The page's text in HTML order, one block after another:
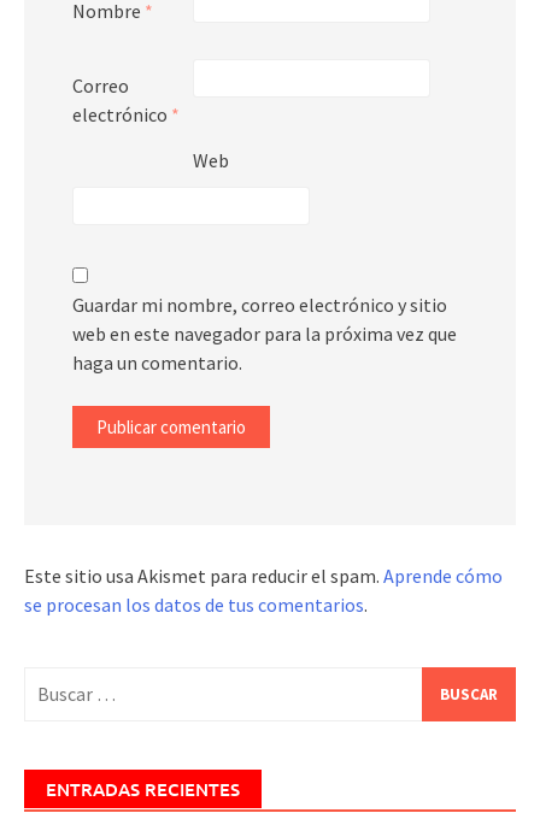
Nombre *
Correo
electrónico *
Web
Guardar mi nombre, correo electrónico y sitio
web en este navegador para la próxima vez que
haga un comentario.
Este sitio usa Akismet para reducir el spam. Aprende cómo
se procesan los datos de tus comentarios.
ENTRADAS RECIENTES